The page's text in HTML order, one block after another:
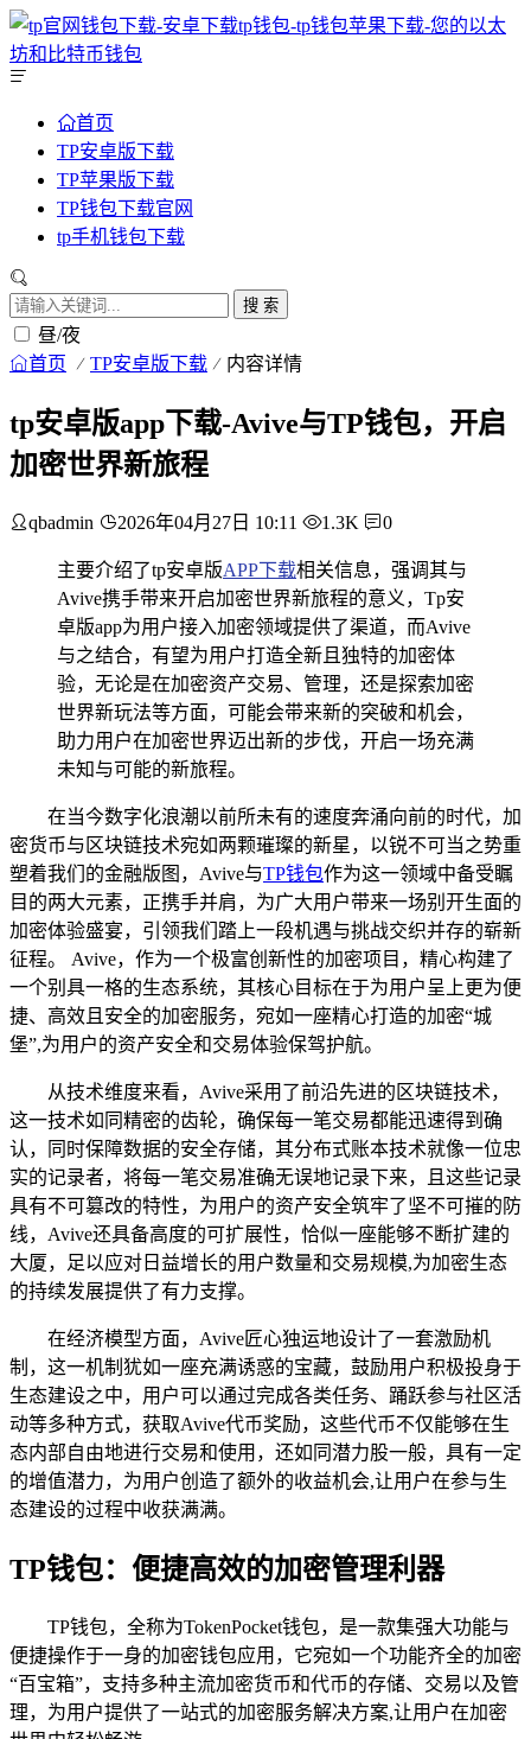
首页
TP安卓版下载
TP苹果版下载
TP钱包下载官网
tp手机钱包下载
搜 索
昼/夜
首页 TP安卓版下载 内容详情
tp安卓版app下载-Avive与TP钱包，开启
加密世界新旅程
qbadmin 2026年04月27日 10:11 1.3K 0
主要介绍了tp安卓版APP下载相关信息，强调其与
Avive携手带来开启加密世界新旅程的意义，Tp安
卓版app为用户接入加密领域提供了渠道，而Avive
与之结合，有望为用户打造全新且独特的加密体
验，无论是在加密资产交易、管理，还是探索加密
世界新玩法等方面，可能会带来新的突破和机会，
助力用户在加密世界迈出新的步伐，开启一场充满
未知与可能的新旅程。
在当今数字化浪潮以前所未有的速度奔涌向前的时代，加
密货币与区块链技术宛如两颗璀璨的新星，以锐不可当之势重
塑着我们的金融版图，Avive与TP钱包作为这一领域中备受瞩
目的两大元素，正携手并肩，为广大用户带来一场别开生面的
加密体验盛宴，引领我们踏上一段机遇与挑战交织并存的崭新
征程。 Avive，作为一个极富创新性的加密项目，精心构建了
一个别具一格的生态系统，其核心目标在于为用户呈上更为便
捷、高效且安全的加密服务，宛如一座精心打造的加密“城
堡”,为用户的资产安全和交易体验保驾护航。
从技术维度来看，Avive采用了前沿先进的区块链技术，
这一技术如同精密的齿轮，确保每一笔交易都能迅速得到确
认，同时保障数据的安全存储，其分布式账本技术就像一位忠
实的记录者，将每一笔交易准确无误地记录下来，且这些记录
具有不可篡改的特性，为用户的资产安全筑牢了坚不可摧的防
线，Avive还具备高度的可扩展性，恰似一座能够不断扩建的
大厦，足以应对日益增长的用户数量和交易规模,为加密生态
的持续发展提供了有力支撑。
在经济模型方面，Avive匠心独运地设计了一套激励机
制，这一机制犹如一座充满诱惑的宝藏，鼓励用户积极投身于
生态建设之中，用户可以通过完成各类任务、踊跃参与社区活
动等多种方式，获取Avive代币奖励，这些代币不仅能够在生
态内部自由地进行交易和使用，还如同潜力股一般，具有一定
的增值潜力，为用户创造了额外的收益机会,让用户在参与生
态建设的过程中收获满满。
TP钱包：便捷高效的加密管理利器
TP钱包，全称为TokenPocket钱包，是一款集强大功能与
便捷操作于一身的加密钱包应用，它宛如一个功能齐全的加密
“百宝箱”，支持多种主流加密货币和代币的存储、交易以及管
理，为用户提供了一站式的加密服务解决方案,让用户在加密